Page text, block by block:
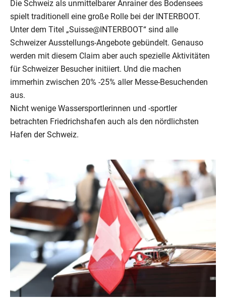
Die Schweiz als unmittelbarer Anrainer des Bodensees
spielt traditionell eine große Rolle bei der INTERBOOT.
Unter dem Titel „Suisse@INTERBOOT“ sind alle
Schweizer Ausstellungs-Angebote gebündelt. Genauso
werden mit diesem Claim aber auch spezielle Aktivitäten
für Schweizer Besucher initiiert. Und die machen
immerhin zwischen 20% -25% aller Messe-Besuchenden
aus.
Nicht wenige Wassersportlerinnen und -sportler
betrachten Friedrichshafen auch als den nördlichsten
Hafen der Schweiz.